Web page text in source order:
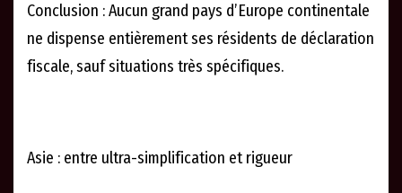
Conclusion : Aucun grand pays d’Europe continentale
ne dispense entièrement ses résidents de déclaration
fiscale, sauf situations très spécifiques.
Asie : entre ultra-simplification et rigueur